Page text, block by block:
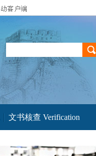
文书核查 Verification